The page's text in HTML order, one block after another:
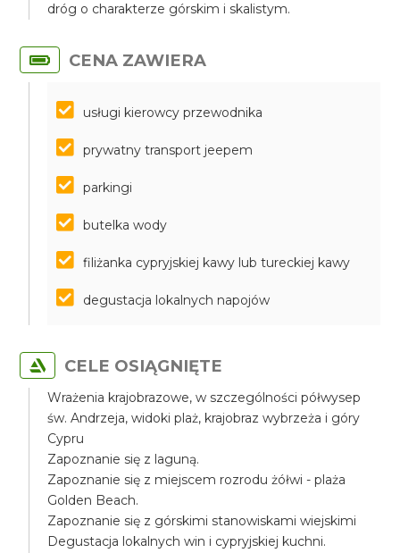
dróg o charakterze górskim i skalistym.
CENA ZAWIERA
usługi kierowcy przewodnika
prywatny transport jeepem
parkingi
butelka wody
filiżanka cypryjskiej kawy lub tureckiej kawy
degustacja lokalnych napojów
CELE OSIĄGNIĘTE
Wrażenia krajobrazowe, w szczególności półwysep
św. Andrzeja, widoki plaż, krajobraz wybrzeża i góry
Cypru
Zapoznanie się z laguną.
Zapoznanie się z miejscem rozrodu żółwi - plaża
Golden Beach.
Zapoznanie się z górskimi stanowiskami wiejskimi
Degustacja lokalnych win i cypryjskiej kuchni.